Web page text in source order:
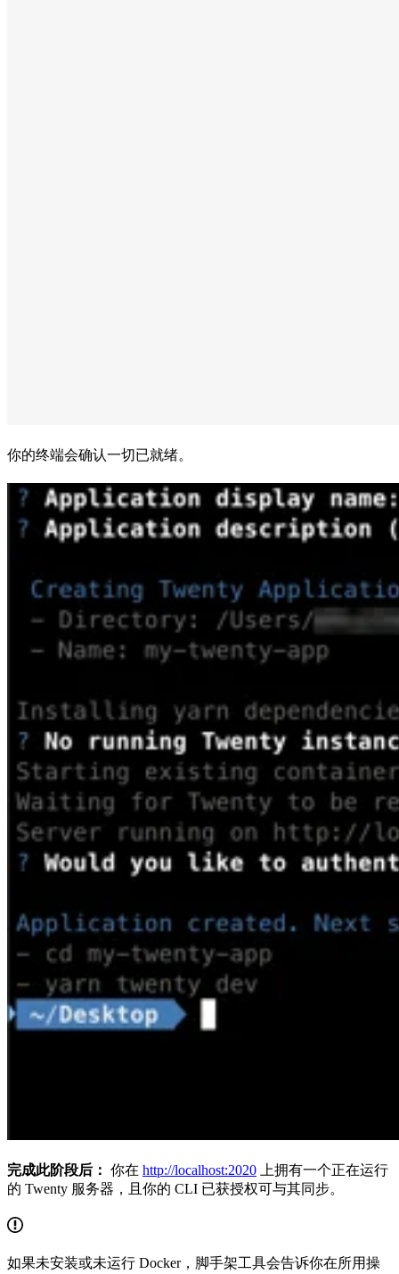
你的终端会确认一切已就绪。
完成此阶段后： 你在 http://localhost:2020 上拥有一个正在运行
的 Twenty 服务器，且你的 CLI 已获授权可与其同步。
如果未安装或未运行 Docker，脚手架工具会告诉你在所用操